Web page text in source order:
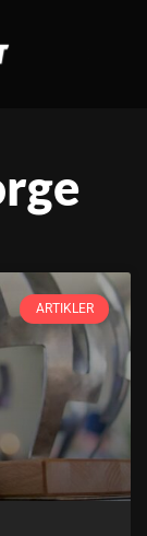
ARTIKLER